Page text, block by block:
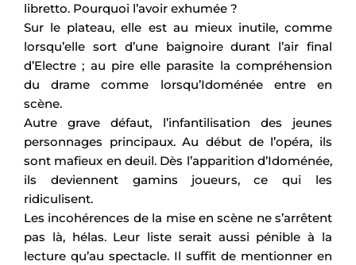
libretto. Pourquoi l’avoir exhumée ?
Sur le plateau, elle est au mieux inutile, comme
lorsqu’elle sort d’une baignoire durant l’air final
d’Electre ; au pire elle parasite la compréhension
du drame comme lorsqu’Idoménée entre en
scène.
Autre grave défaut, l’infantilisation des jeunes
personnages principaux. Au début de l’opéra, ils
sont mafieux en deuil. Dès l’apparition d’Idoménée,
ils deviennent gamins joueurs, ce qui les
ridiculisent.
Les incohérences de la mise en scène ne s’arrêtent
pas là, hélas. Leur liste serait aussi pénible à la
lecture qu’au spectacle. Il suffit de mentionner en